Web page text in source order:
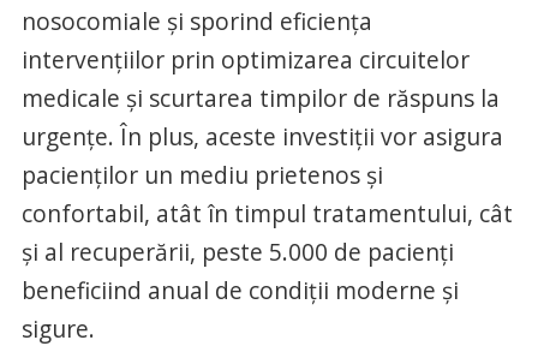
nosocomiale și sporind eficiența
intervențiilor prin optimizarea circuitelor
medicale și scurtarea timpilor de răspuns la
urgențe. În plus, aceste investiții vor asigura
pacienților un mediu prietenos și
confortabil, atât în ​​timpul tratamentului, cât
și al recuperării, peste 5.000 de pacienți
beneficiind anual de condiții moderne și
sigure.